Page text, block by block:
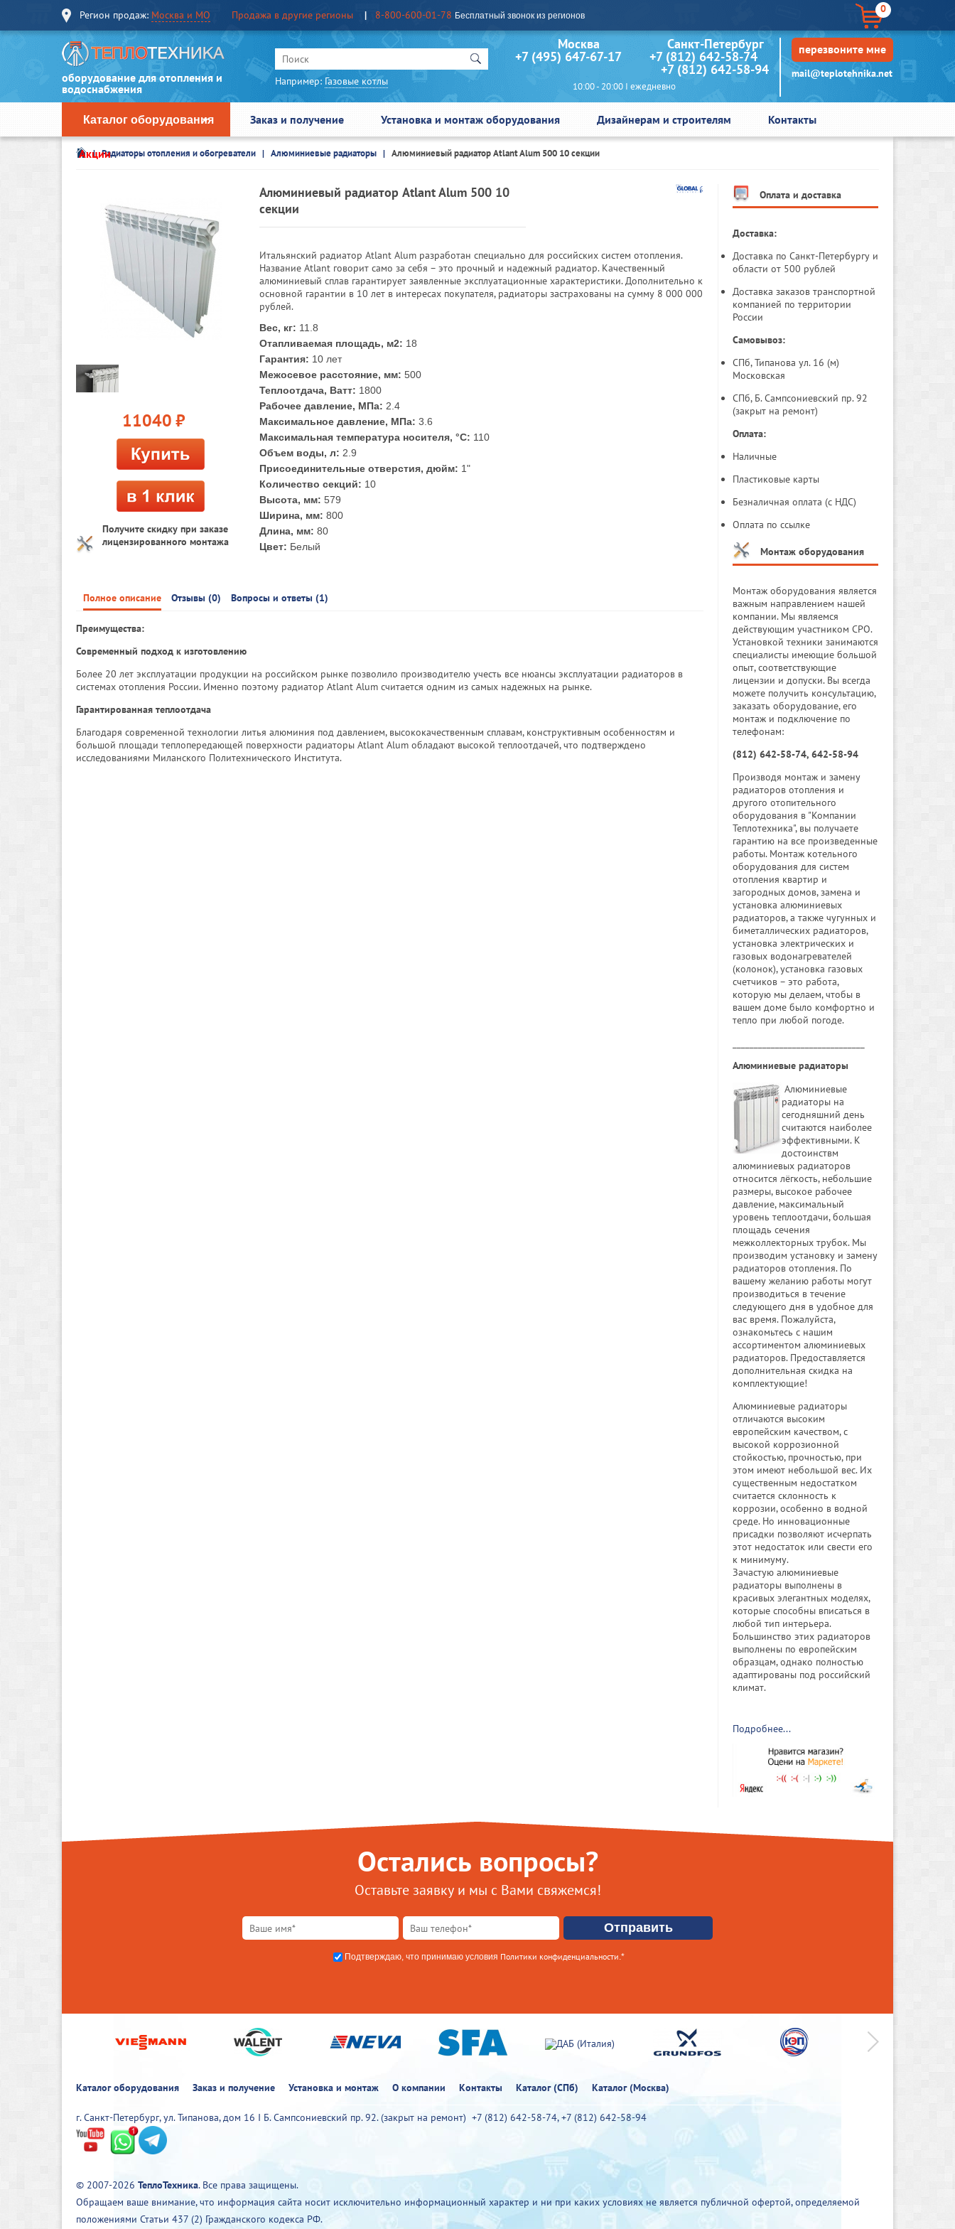
Регион продаж: Москва и МО Продажа в другие регионы 8-800-600-01-78 Бесплатный звонок из регионов
0
оборудование для отопления и
водоснабжения
Например: Газовые котлы
Москва Санкт-Петербург
+7 (495) 647-67-17 +7 (812) 642-58-74
+7 (812) 642-58-94
10:00 - 20:00 I ежедневно
перезвоните мне
mail@teplotehnika.net
Каталог оборудования Заказ и получение Установка и монтаж оборудования Дизайнерам и строителям Контакты
АкцииРадиаторы отопления и обогреватели Алюминиевые радиаторы Алюминиевый радиатор Atlant Alum 500 10 секции
11040 руб.
Получите скидку при заказе
лицензированного монтажа
Алюминиевый радиатор Atlant Alum 500 10
секции
Итальянский радиатор Atlant Alum разработан специально для российских систем отопления.
Название Atlant говорит само за себя – это прочный и надежный радиатор. Качественный
алюминиевый сплав гарантирует заявленные эксплуатационные характеристики. Дополнительно к
основной гарантии в 10 лет в интересах покупателя, радиаторы застрахованы на сумму 8 000 000
рублей.
Вес, кг: 11.8
Отапливаемая площадь, м2: 18
Гарантия: 10 лет
Межосевое расстояние, мм: 500
Теплоотдача, Ватт: 1800
Рабочее давление, МПа: 2.4
Максимальное давление, МПа: 3.6
Максимальная температура носителя, °С: 110
Объем воды, л: 2.9
Присоединительные отверстия, дюйм: 1"
Количество секций: 10
Высота, мм: 579
Ширина, мм: 800
Длина, мм: 80
Цвет: Белый
Полное описание Отзывы (0) Вопросы и ответы (1)
Преимущества:
Современный подход к изготовлению
Более 20 лет эксплуатации продукции на российском рынке позволило производителю учесть все нюансы эксплуатации радиаторов в
системах отопления России. Именно поэтому радиатор Atlant Alum считается одним из самых надежных на рынке.
Гарантированная теплоотдача
Благодаря современной технологии литья алюминия под давлением, высококачественным сплавам, кон­структивным особенностям и
большой площади те­плопередающей поверхности радиаторы Atlant Alum обладают высокой теплоотдачей, что подтверждено
исследованиями Миланского Политехнического Института.
Оплата и доставка
Доставка:
Доставка по Санкт-Петербургу и
области от 500 рублей
Доставка заказов транспортной
компанией по территории
России
Самовывоз:
СПб, Типанова ул. 16 (м)
Московская
СПб, Б. Сампсониевский пр. 92
(закрыт на ремонт)
Оплата:
Наличные
Пластиковые карты
Безналичная оплата (с НДС)
Оплата по ссылке
Монтаж оборудования
Монтаж оборудования является
важным направлением нашей
компании. Мы являемся
действующим участником СРО.
Установкой техники занимаются
специалисты имеющие большой
опыт, соответствующие
лицензии и допуски. Вы всегда
можете получить консультацию,
заказать оборудование, его
монтаж и подключение по
телефонам:
(812) 642-58-74, 642-58-94
Производя монтаж и замену
радиаторов отопления и
другого отопительного
оборудования в "Компании
Теплотехника", вы получаете
гарантию на все произведенные
работы. Монтаж котельного
оборудования для систем
отопления квартир и
загородных домов, замена и
установка алюминиевых
радиаторов, а также чугунных и
биметаллических радиаторов,
установка электрических и
газовых водонагревателей
(колонок), установка газовых
счетчиков – это работа,
которую мы делаем, чтобы в
вашем доме было комфортно и
тепло при любой погоде.
Алюминиевые радиаторы
Алюминиевые
радиаторы на
сегодняшний день
считаются наиболее
эффективными. К
достоинствм
алюминиевых радиаторов
относится лёгкость, небольшие
размеры, высокое рабочее
давление, максимальный
уровень теплоотдачи, большая
площадь сечения
межколлекторных трубок. Мы
производим установку и замену
радиаторов отопления. По
вашему желанию работы могут
производиться в течение
следующего дня в удобное для
вас время. Пожалуйста,
ознакомьтесь с нашим
ассортиментом алюминиевых
радиаторов. Предоставляется
дополнительная скидка на
комплектующие!
Алюминиевые радиаторы
отличаются высоким
европейским качеством, с
высокой коррозионной
стойкостью, прочностью, при
этом имеют небольшой вес. Их
существенным недостатком
считается склонность к
коррозии, особенно в водной
среде. Но инновационные
присадки позволяют исчерпать
этот недостаток или свести его
к минимуму.
Зачастую алюминиевые
радиаторы выполнены в
красивых элегантных моделях,
которые способны вписаться в
любой тип интерьера.
Большинство этих радиаторов
выполнены по европейским
образцам, однако полностью
адаптированы под российский
климат.
Подробнее...
Остались вопросы?
Оставьте заявку и мы с Вами свяжемся!
Подтверждаю, что принимаю условия Политики конфиденциальности.*
Каталог оборудования Заказ и получение Установка и монтаж О компании Контакты Каталог (СПб) Каталог (Москва)
г. Санкт-Петербург, ул. Типанова, дом 16 I Б. Сампсониевский пр. 92. (закрыт на ремонт) +7 (812) 642-58-74,+7 (812) 642-58-94
© 2007-2026 ТеплоТехника. Все права защищены.
Обращаем ваше внимание, что информация сайта носит исключительно информационный характер и ни при каких условиях не является публичной офертой, определяемой
положениями Статьи 437 (2) Гражданского кодекса РФ.